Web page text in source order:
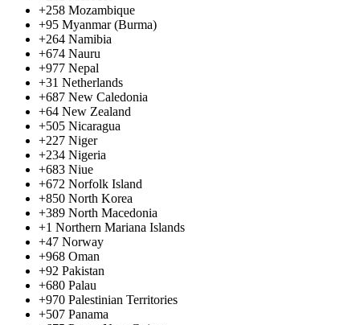
+258 Mozambique
+95 Myanmar (Burma)
+264 Namibia
+674 Nauru
+977 Nepal
+31 Netherlands
+687 New Caledonia
+64 New Zealand
+505 Nicaragua
+227 Niger
+234 Nigeria
+683 Niue
+672 Norfolk Island
+850 North Korea
+389 North Macedonia
+1 Northern Mariana Islands
+47 Norway
+968 Oman
+92 Pakistan
+680 Palau
+970 Palestinian Territories
+507 Panama